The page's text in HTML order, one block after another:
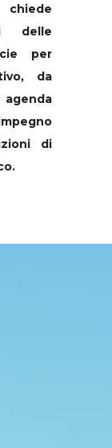
delle
per
da
di